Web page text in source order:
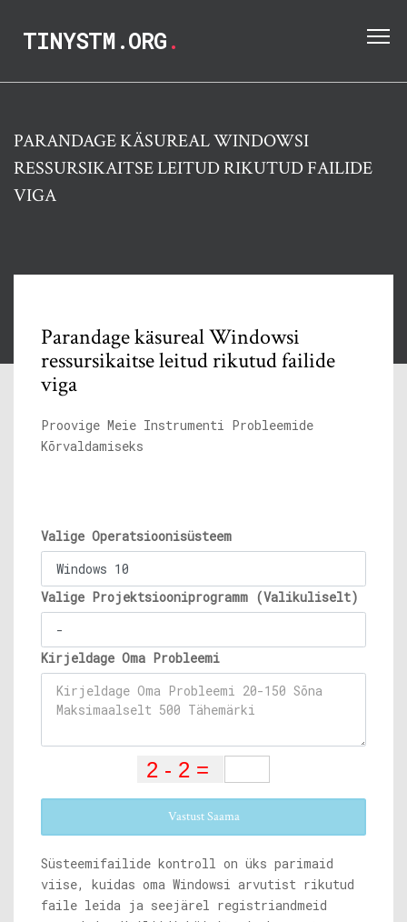
TINYSTM.ORG.
PARANDAGE KÄSUREAL WINDOWSI
RESSURSIKAITSE LEITUD RIKUTUD FAILIDE
VIGA
Parandage käsureal Windowsi
ressursikaitse leitud rikutud failide
viga
Proovige Meie Instrumenti Probleemide
Kõrvaldamiseks
Valige Operatsioonisüsteem
Valige Projektsiooniprogramm (Valikuliselt)
Kirjeldage Oma Probleemi
Vastust Saama
Süsteemifailide kontroll on üks parimaid
viise, kuidas oma Windowsi arvutist rikutud
faile leida ja seejärel registriandmeid